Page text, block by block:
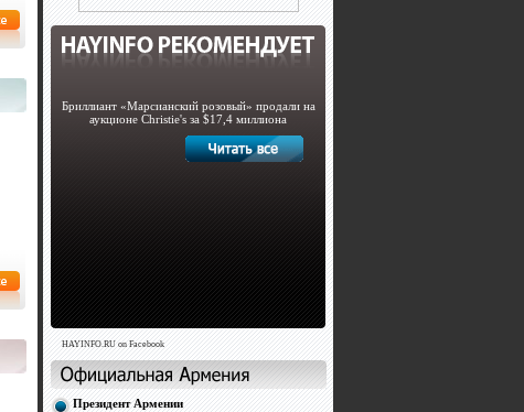
Бриллиант «Марсианский розовый» продали на
аукционе Christie's за $17,4 миллиона
HAYINFO.RU on Facebook
Президент Армении